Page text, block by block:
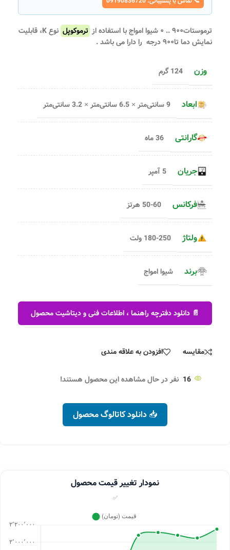
ترموستات۹۰۰ .. ۰ شیوا امواج با استفاده از ترموکوپل
نوع K، قابلیت
نمایش دما تا۹۰۰ درجه را دارا می باشد .
وزن 124 گرم
ابعاد 9 سانتی‌متر × 6.5 سانتی‌متر × 3.2 سانتی‌متر
گارانتی 36 ماه
جریان 5 آمپر
فرکانس 50-60 هرتز
ولتاژ 180-250 ولت
برند شیوا امواج
📄 دانلود دفترچه راهنما ، اطلاعات فنی و دیتاشیت محصول
مقایسه افزودن به علاقه مندی
16 نفر در حال مشاهده این محصول هستند!
📥 دانلود کاتالوگ محصول
نمودار تغییر قیمت محصول
✅